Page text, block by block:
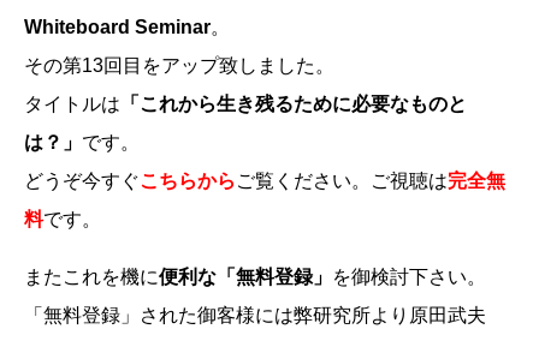
Whiteboard Seminar。
その第13回目をアップ致しました。
タイトルは 「これから生き残るために必要なものと
は？」 です。
どうぞ今すぐこちらから ご覧ください。ご視聴は完全無
料です。
またこれを機に便利な「無料登録」 を御検討下さい。
「無料登録」された御客様には弊研究所より原田武夫